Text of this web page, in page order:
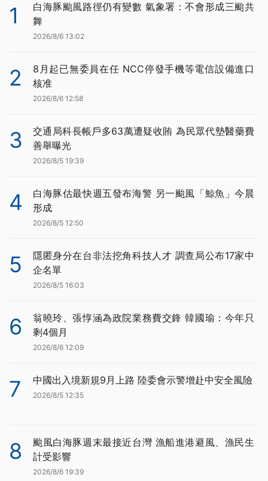
1
白海豚颱風路徑仍有變數 氣象署：不會形成三颱共
舞
2026/8/6 13:02
2
8月起已無委員在任 NCC停發手機等電信設備進口
核准
2026/8/6 12:58
3
交通局科長帳戶多63萬遭疑收賄 為民眾代墊醫藥費
善舉曝光
2026/8/5 19:39
4
白海豚估最快週五發布海警 另一颱風「鯨魚」今晨
形成
2026/8/5 12:50
5
隱匿身分在台非法挖角科技人才 調查局公布17家中
企名單
2026/8/5 16:03
6
翁曉玲、張惇涵為政院業務費交鋒 韓國瑜：今年只
剩4個月
2026/8/6 12:09
7 中國出入境新規9月上路 陸委會示警增赴中安全風險
2026/8/5 12:35
8
颱風白海豚週末最接近台灣 漁船進港避風、漁民生
計受影響
2026/8/6 19:39